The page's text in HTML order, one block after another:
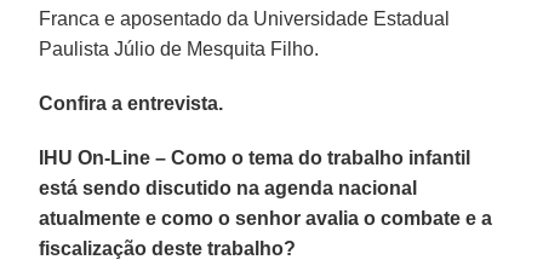
Franca e aposentado da Universidade Estadual
Paulista Júlio de Mesquita Filho.
Confira a entrevista.
IHU On-Line – Como o tema do trabalho infantil
está sendo discutido na agenda nacional
atualmente e como o senhor avalia o combate e a
fiscalização deste trabalho?